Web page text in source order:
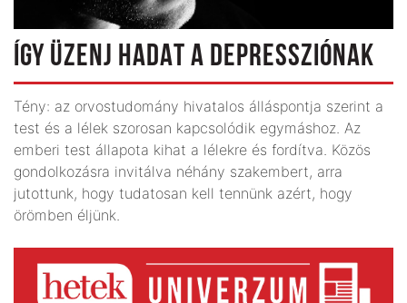
ÍGY ÜZENJ HADAT A DEPRESSZIÓNAK
Tény: az orvostudomány hivatalos álláspontja szerint a
test és a lélek szorosan kapcsolódik egymáshoz. Az
emberi test állapota kihat a lélekre és fordítva. Közös
gondolkozásra invitálva néhány szakembert, arra
jutottunk, hogy tudatosan kell tennünk azért, hogy
örömben éljünk.